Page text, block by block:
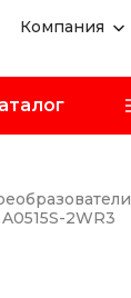
Компания
2WR3